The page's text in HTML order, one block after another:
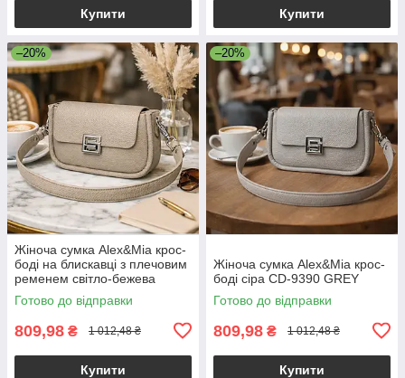
Купити Купити
–20%
Жіноча сумка Alex&Mia крос-
боді на блискавці з плечовим
ременем світло-бежева
Готово до відправки
809,98 ₴ 1 012,48 ₴
Купити
–20%
Жіноча сумка Alex&Mia крос-
боді сіра CD-9390 GREY
Готово до відправки
809,98 ₴ 1 012,48 ₴
Купити